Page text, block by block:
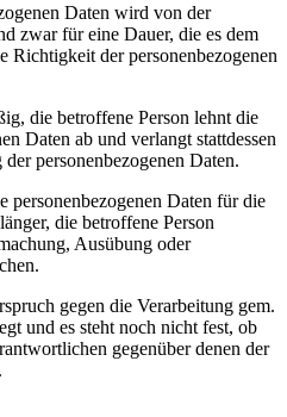
Daten wird von der
zwar für eine Dauer, die es dem
Richtigkeit der personenbezogenen
die betroffene Person lehnt die
Daten ab und verlangt stattdessen
personenbezogenen Daten.
personenbezogenen Daten für die
die betroffene Person
Ausübung oder
gegen die Verarbeitung gem.
und es steht noch nicht fest, ob
gegenüber denen der